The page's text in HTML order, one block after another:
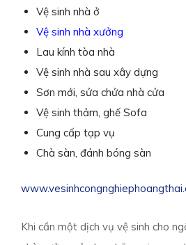
Vệ sinh nhà ở
Vệ sinh nhà xưởng
Lau kính tòa nhà
Vệ sinh nhà sau xây dựng
Sơn mới, sửa chửa nhà cửa
Vệ sinh thảm, ghế Sofa
Cung cấp tạp vụ
Chà sàn, đánh bóng sàn
Khi cần một dịch vụ vệ sinh cho